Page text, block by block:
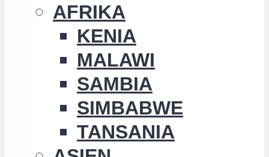
AFRIKA
KENIA
MALAWI
SAMBIA
SIMBABWE
TANSANIA